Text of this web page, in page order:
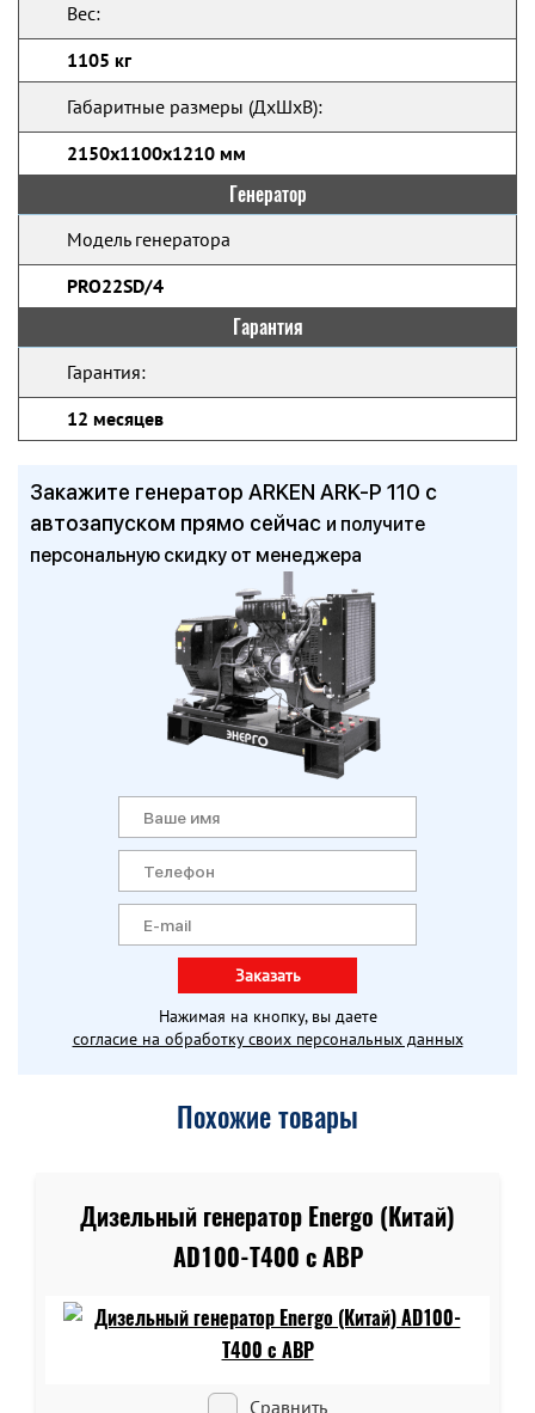
Вес:
1105 кг
Габаритные размеры (ДхШхВ):
2150x1100x1210 мм
Генератор
Модель генератора
PRO22SD/4
Гарантия
Гарантия:
12 месяцев
Закажите генератор ARKEN ARK-P 110 с
автозапуском прямо сейчас и получите
персональную скидку от менеджера
Заказать
Нажимая на кнопку, вы даете
согласие на обработку своих персональных данных
Похожие товары
Дизельный генератор Energo (Китай)
AD100-T400 c АВР
Сравнить